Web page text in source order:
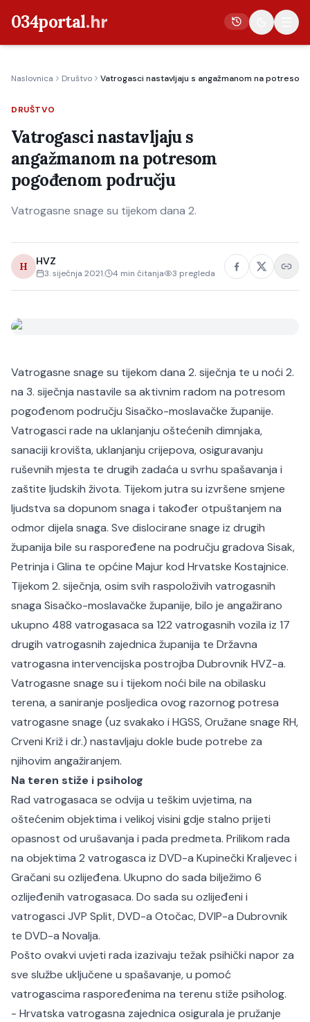
034portal.hr
Crna kronika
Poljoprivreda
Politika
Gospodarstvo
Život
Kultura
Sport
Naslovnica Društvo Vatrogasci nastavljaju s angažmanom na
DRUŠTVO
Vatrogasci nastavljaju s
angažmanom na potresom
pogođenom području
Vatrogasne snage su tijekom dana 2.
H HVZ
3. siječnja 2021. 4 min čitanja 3 pregleda
Vatrogasne snage su tijekom dana 2. siječnja te u noći 2.
na 3. siječnja nastavile sa aktivnim radom na potresom
pogođenom području Sisačko-moslavačke županije.
Vatrogasci rade na uklanjanju oštećenih dimnjaka,
sanaciji krovišta, uklanjanju crijepova, osiguravanju
ruševnih mjesta te drugih zadaća u svrhu spašavanja i
zaštite ljudskih života. Tijekom jutra su izvršene smjene
ljudstva sa dopunom snaga i također otpuštanjem na
odmor dijela snaga. Sve dislocirane snage iz drugih
županija bile su raspoređene na području gradova Sisak,
Petrinja i Glina te općine Majur kod Hrvatske Kostajnice.
Tijekom 2. siječnja, osim svih raspoloživih vatrogasnih
snaga Sisačko-moslavačke županije, bilo je angažirano
ukupno 488 vatrogasaca sa 122 vatrogasnih vozila iz 17
drugih vatrogasnih zajednica županija te Državna
vatrogasna intervencijska postrojba Dubrovnik HVZ-a.
Vatrogasne snage su i tijekom noći bile na obilasku
terena, a saniranje posljedica ovog razornog potresa
vatrogasne snage (uz svakako i HGSS, Oružane snage RH,
Crveni Križ i dr.) nastavljaju dokle bude potrebe za
njihovim angažiranjem.
Na teren stiže i psiholog
Rad vatrogasaca se odvija u teškim uvjetima, na
oštećenim objektima i velikoj visini gdje stalno prijeti
opasnost od urušavanja i pada predmeta. Prilikom rada
na objektima 2 vatrogasca iz DVD-a Kupinečki Kraljevec i
Gračani su ozlijeđena. Ukupno do sada bilježimo 6
ozlijeđenih vatrogasaca. Do sada su ozlijeđeni i
vatrogasci JVP Split, DVD-a Otočac, DVIP-a Dubrovnik
te DVD-a Novalja.
Pošto ovakvi uvjeti rada izazivaju težak psihički napor za
sve službe uključene u spašavanje, u pomoć
vatrogascima raspoređenima na terenu stiže psiholog.
- Hrvatska vatrogasna zajednica osigurala je pružanje